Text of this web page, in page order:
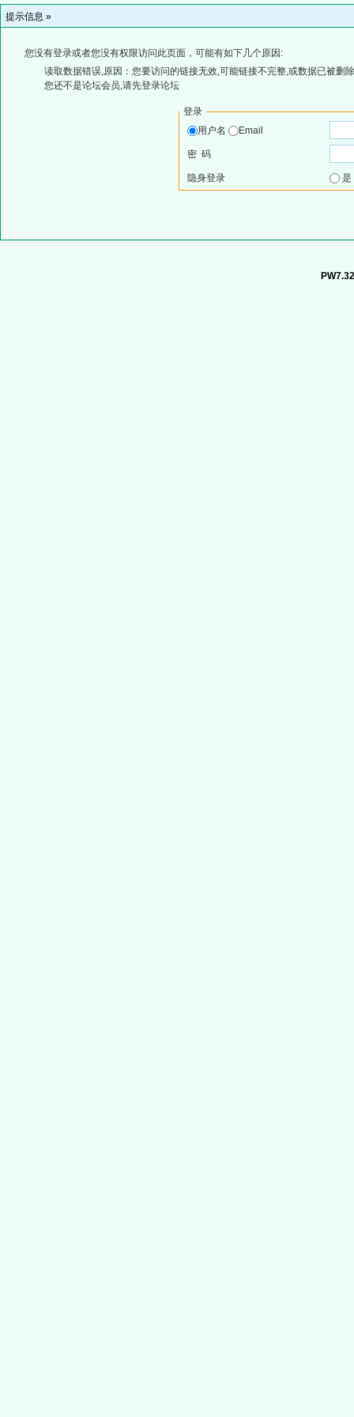
提示信息 »
您没有登录或者您没有权限访问此页面，可能有如下几个原因:
读取数据错误,原因：您要访问的链接无效,可能链接不完整,或数据已被删
您还不是论坛会员,请先登录论坛
登录
用户名
Email
密 码
隐身登录